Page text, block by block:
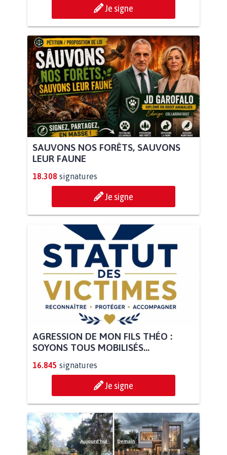
Je signe
SAUVONS NOS FORÊTS, SAUVONS
LEUR FAUNE
18.308 signatures
Je signe
AGRESSION DE MON FILS THÉO :
SOYONS TOUS MOBILISÉS...
16.845 signatures
Je signe